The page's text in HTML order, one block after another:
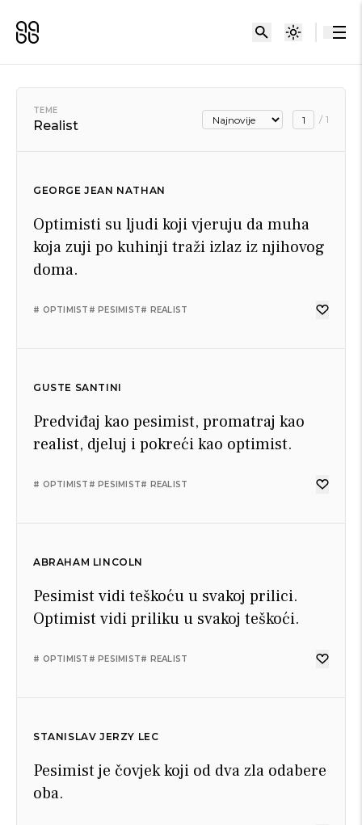
TEME
Realist / 1
GEORGE JEAN NATHAN
Optimisti su ljudi koji vjeruju da muha
koja zuji po kuhinji traži izlaz iz njihovog
doma.
# OPTIMIST # PESIMIST# REALIST
GUSTE SANTINI
Predviđaj kao pesimist, promatraj kao
realist, djeluj i pokreći kao optimist.
# OPTIMIST # PESIMIST# REALIST
ABRAHAM LINCOLN
Pesimist vidi teškoću u svakoj prilici.
Optimist vidi priliku u svakoj teškoći.
# OPTIMIST # PESIMIST# REALIST
STANISLAV JERZY LEC
Pesimist je čovjek koji od dva zla odabere
oba.